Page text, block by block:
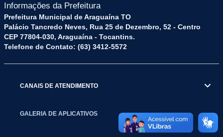
Informações da Prefeitura
Prefeitura Municipal de Araguaína TO
Palácio Tancredo Neves, Rua 25 de Dezembro, 52 - Centro
CEP 77804-030, Araguaína - Tocantins.
Telefone de Contato: (63) 3412-5572
CANAIS DE ATENDIMENTO
GALERIA DE APLICATIVOS